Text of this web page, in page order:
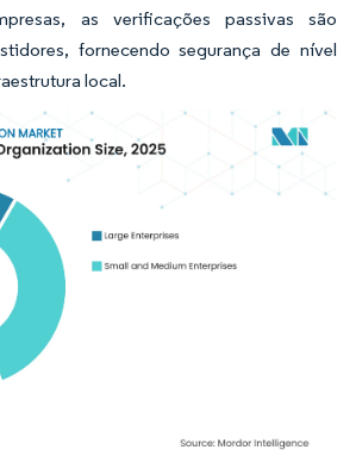
as verificações passivas são
fornecendo segurança de nível
local.